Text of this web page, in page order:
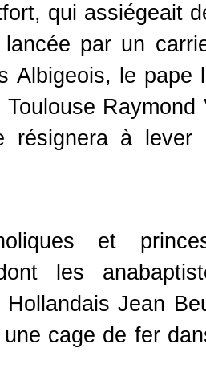
qui assiégeait
par un
Albigeois, le
résignera à
et
dont les
Hollandais Jean
cage de fer